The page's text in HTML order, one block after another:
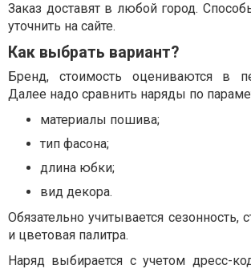
Заказ доставят в любой город.
уточнить на сайте.
Как выбрать вариант?
Бренд, стоимость оцениваются в
Далее надо сравнить наряды по
материалы пошива;
тип фасона;
длина юбки;
вид декора.
Обязательно учитывается сезонность,
и цветовая палитра.
Наряд выбирается с учетом дресс-